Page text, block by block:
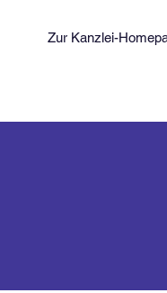
Zur Kanzlei-